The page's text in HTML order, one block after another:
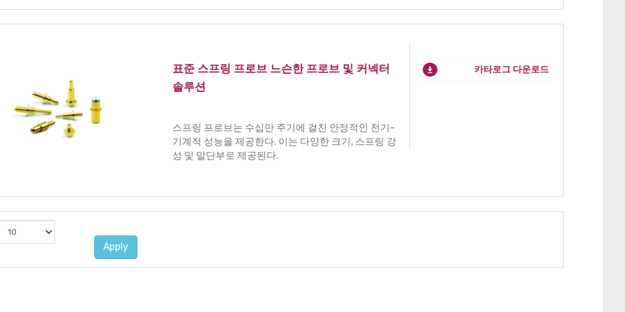
표준 스프링 프로브 느슨한 프로브 및 커넥터
솔루션
스프링 프로브는 수십만 주기에 걸친 안정적인 전기-
기계적 성능을 제공한다. 이는 다양한 크기, 스프링 강
성 및 말단부로 제공된다.
카타로그 다운로드
Apply